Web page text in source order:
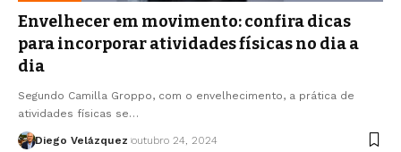
Envelhecer em movimento: confira dicas
para incorporar atividades físicas no dia a
dia
Segundo Camilla Groppo, com o envelhecimento, a prática de
atividades físicas se…
Diego Velázquez outubro 24, 2024